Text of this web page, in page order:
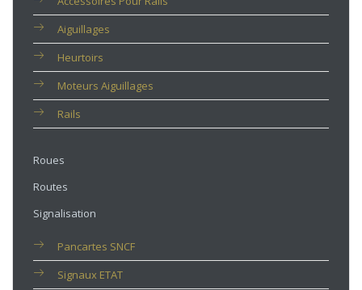
Aiguillages
Heurtoirs
Moteurs Aiguillages
Rails
Roues
Routes
Signalisation
Pancartes SNCF
Signaux ETAT